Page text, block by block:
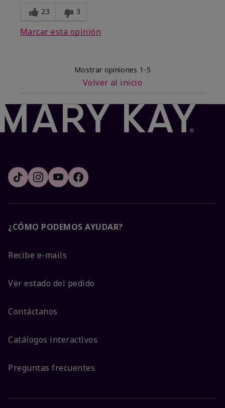
23 3
Marcar esta opinión
Mostrar opiniones 1-5
Volver al inicio
¿CÓMO PODEMOS AYUDAR?
Recibe e-mails
Ver estado del pedido
Contáctanos
Catálogos interactivos
Preguntas frecuentes